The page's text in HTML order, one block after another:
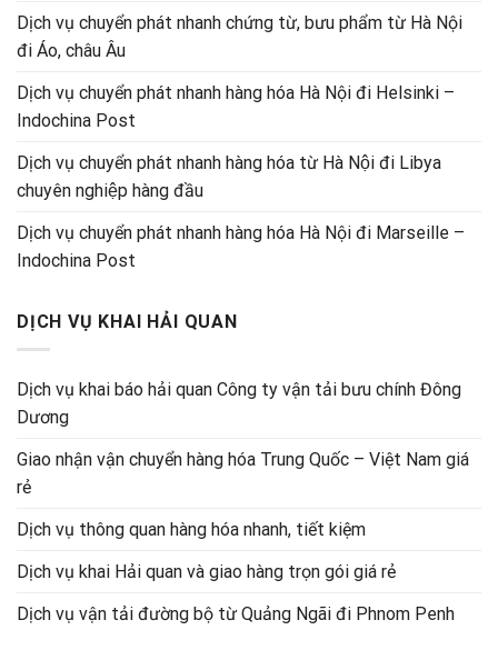
Dịch vụ chuyển phát nhanh chứng từ, bưu phẩm từ Hà Nội
đi Áo, châu Âu
Dịch vụ chuyển phát nhanh hàng hóa Hà Nội đi Helsinki –
Indochina Post
Dịch vụ chuyển phát nhanh hàng hóa từ Hà Nội đi Libya
chuyên nghiệp hàng đầu
Dịch vụ chuyển phát nhanh hàng hóa Hà Nội đi Marseille –
Indochina Post
DỊCH VỤ KHAI HẢI QUAN
Dịch vụ khai báo hải quan Công ty vận tải bưu chính Đông
Dương
Giao nhận vận chuyển hàng hóa Trung Quốc – Việt Nam giá
rẻ
Dịch vụ thông quan hàng hóa nhanh, tiết kiệm
Dịch vụ khai Hải quan và giao hàng trọn gói giá rẻ
Dịch vụ vận tải đường bộ từ Quảng Ngãi đi Phnom Penh